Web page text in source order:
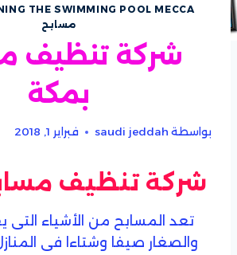
THE SWIMMING POOL MECCA
مسابح
شركة تنظيف
بمكة
بواسطة saudi jeddah فبراير 1, 2018
شركة تنظيف
تعد المسابح من الأشياء التى
والصغار صيفا وشتاءا فى